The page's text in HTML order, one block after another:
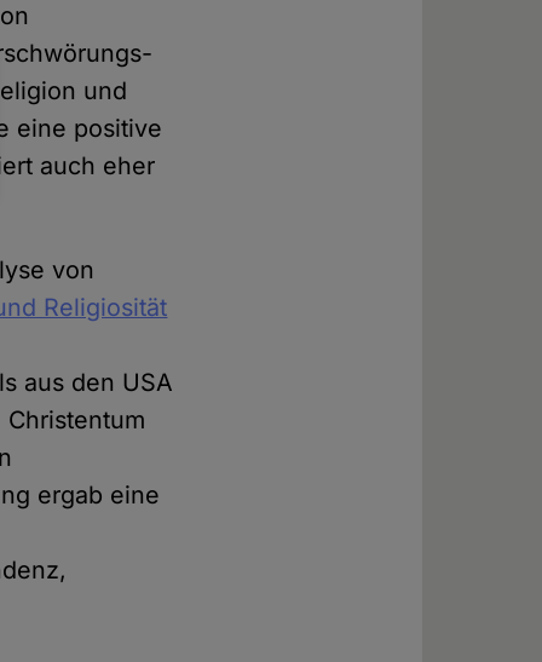
und
eine positive
auch eher
von
Religiosität
aus den USA
ergab eine